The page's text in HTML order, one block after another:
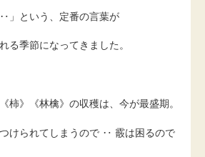
‥」という、定番の言葉が
る季節になってきました。
柿》《林檎》の収穫は、今が最盛期。
けられてしまうので ‥ 霰は困るので